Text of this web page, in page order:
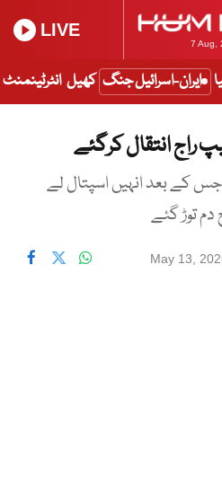
7 Aug,
LIVE
ایران-اسرائیل جنگ کھیل انٹرٹینمنٹ
راج انتقال کرگئے
جس کے بعد انہیں اسپتال لے
دم توڑ گئے
May 13,